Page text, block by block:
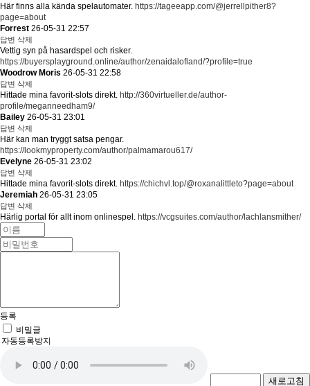
Här finns alla kända spelautomater. https://tageeapp.com/@jerrellpither8?
page=about
Forrest 26-05-31 22:57
답변 삭제
Vettig syn på hasardspel och risker.
https://buyersplayground.online/author/zenaidalofland/?profile=true
Woodrow Moris 26-05-31 22:58
답변 삭제
Hittade mina favorit-slots direkt. http://360virtueller.de/author-
profile/meganneedham9/
Bailey 26-05-31 23:01
답변 삭제
Här kan man tryggt satsa pengar.
https://lookmyproperty.com/author/palmamarou617/
Evelyne 26-05-31 23:02
답변 삭제
Hittade mina favorit-slots direkt. https://chichvl.top/@roxanalittleto?page=about
Jeremiah 26-05-31 23:05
답변 삭제
Härlig portal för allt inom onlinespel. https://vcgsuites.com/author/lachlansmither/
등록
비밀글
자동등록방지
새로고침